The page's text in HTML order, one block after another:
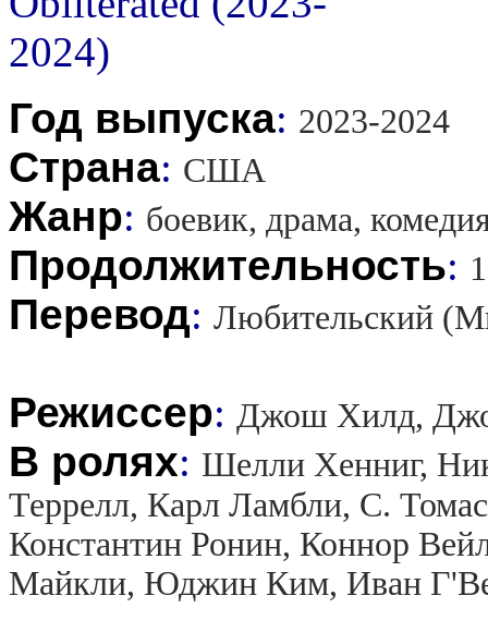
Год выпуска: 2023-2024
Страна: США
Жанр: боевик, драма,
Продолжительность:
Перевод: Любительский
Режиссер: Джош Хилд,
В ролях: Шелли Хенниг,
Террелл, Карл Ламбли, С.
Константин Ронин, Коннор
Майкли, Юджин Ким, Иван